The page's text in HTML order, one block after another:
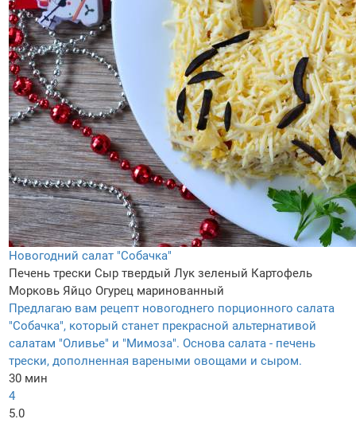
Новогодний салат "Собачка"
Печень трески Сыр твердый Лук зеленый Картофель
Морковь Яйцо Огурец маринованный
Предлагаю вам рецепт новогоднего порционного салата
"Собачка", который станет прекрасной альтернативой
салатам "Оливье" и "Мимоза". Основа салата - печень
трески, дополненная вареными овощами и сыром.
30 мин
4
5.0